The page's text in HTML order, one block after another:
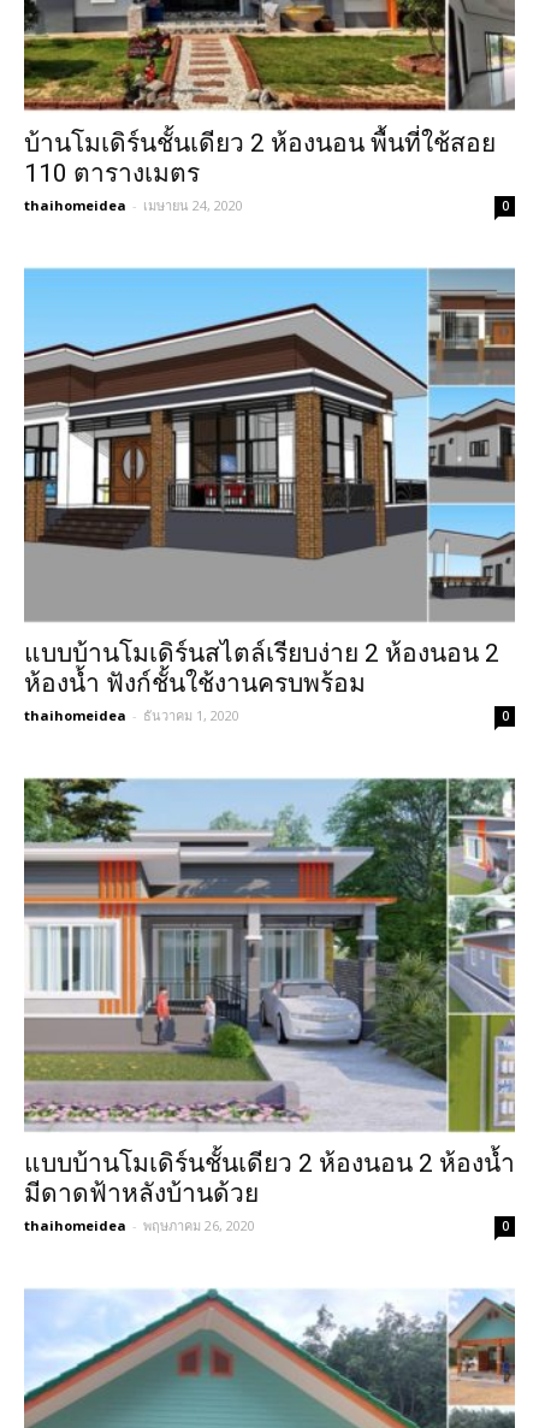
บ้านโมเดิร์นชั้นเดียว 2 ห้องนอน พื้นที่ใช้สอย
110 ตารางเมตร
thaihomeidea - เมษายน 24, 2020 0
แบบบ้านโมเดิร์นสไตล์เรียบง่าย 2 ห้องนอน 2
ห้องน้ำ ฟังก์ชั้นใช้งานครบพร้อม
thaihomeidea - ธันวาคม 1, 2020 0
แบบบ้านโมเดิร์นชั้นเดียว 2 ห้องนอน 2 ห้องน้ำ
มีดาดฟ้าหลังบ้านด้วย
thaihomeidea - พฤษภาคม 26, 2020 0